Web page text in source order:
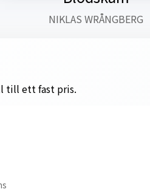
NIKLAS WRÅNGBERG
till ett fast pris.